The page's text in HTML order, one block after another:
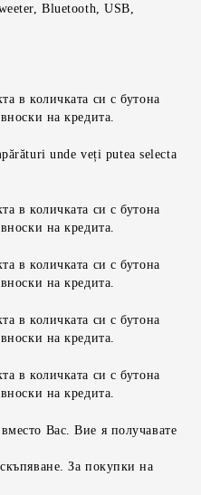
Bluetooth, USB,
в количката си с бутона
на кредита.
unde veți putea selecta
в количката си с бутона
на кредита.
в количката си с бутона
на кредита.
в количката си с бутона
на кредита.
в количката си с бутона
на кредита.
Вас. Вие я получавате
За покупки на